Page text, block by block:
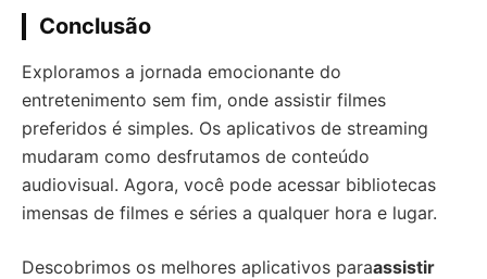
Conclusão
Exploramos a jornada emocionante do
entretenimento sem fim, onde assistir filmes
preferidos é simples. Os aplicativos de streaming
mudaram como desfrutamos de conteúdo
audiovisual. Agora, você pode acessar bibliotecas
imensas de filmes e séries a qualquer hora e lugar.
Descobrimos os melhores aplicativos paraassistir